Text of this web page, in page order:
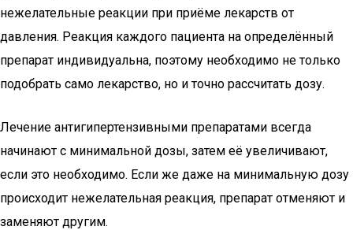
нежелательные реакции при приёме лекарств от
давления. Реакция каждого пациента на определённый
препарат индивидуальна, поэтому необходимо не только
подобрать само лекарство, но и точно рассчитать дозу.
Лечение антигипертензивными препаратами всегда
начинают с минимальной дозы, затем её увеличивают,
если это необходимо. Если же даже на минимальную дозу
происходит нежелательная реакция, препарат отменяют и
заменяют другим.